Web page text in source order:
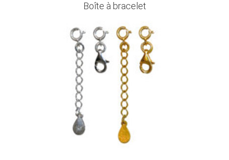
Boîte à bracelet